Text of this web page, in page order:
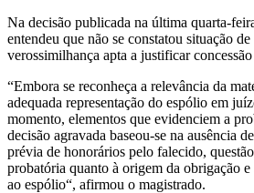
Na decisão publicada na última quarta-
entendeu que não se constatou situação
verossimilhança apta a justificar
“Embora se reconheça a relevância da
adequada representação do espólio em
momento, elementos que evidenciem a
decisão agravada baseou-se na ausência
prévia de honorários pelo falecido,
probatória quanto à origem da obrigação
ao espólio“, afirmou o magistrado.